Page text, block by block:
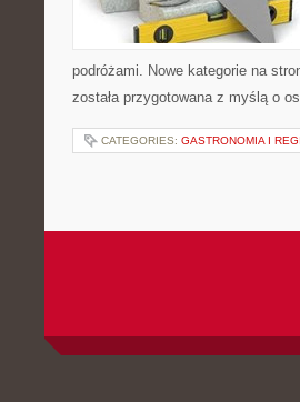
podróżami. Nowe kategorie na
została przygotowana z myślą o
CATEGORIES: GASTRONOMIA I